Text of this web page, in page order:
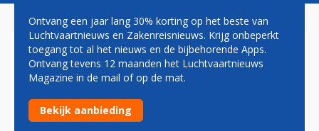
RODE CIJFERS UNITED
AIRLINES IN MOEILIJKSTE
KWARTAAL OOIT
Ontvang een jaar lang 30% korting op het beste van
Luchtvaartnieuws en Zakenreisnieuws. Krijg onbeperkt
toegang tot al het nieuws en de bijbehorende Apps.
Ontvang tevens 12 maanden het Luchtvaartnieuws
Magazine in de mail of op de mat.
Bekijk aanbieding